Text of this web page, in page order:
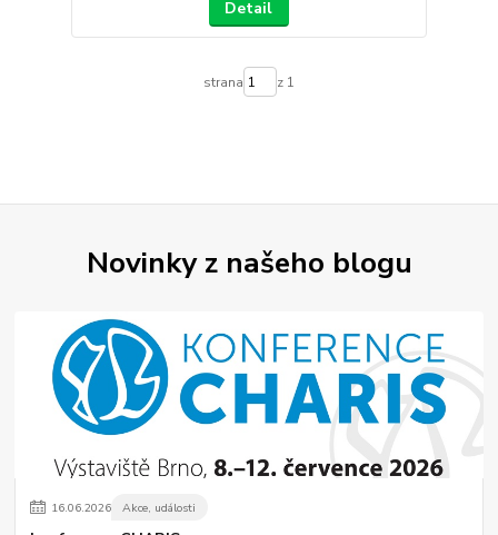
Detail
strana z 1
Novinky z našeho blogu
16.06.2026 Akce, události